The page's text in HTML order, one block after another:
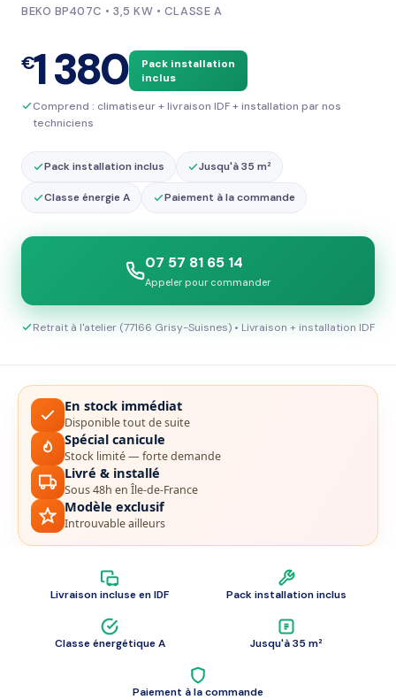
BEKO BP407C • 3,5 KW • CLASSE A
€1 380
Pack installation
inclus
Comprend : climatiseur + livraison IDF + installation par nos
techniciens
Pack installation inclus Jusqu'à 35 m²
Classe énergie A Paiement à la commande
07 57 81 65 14
Appeler pour commander
Retrait à l'atelier (77166 Grisy-Suisnes) • Livraison + installation IDF
En stock immédiat
Disponible tout de suite
Spécial canicule
Stock limité — forte demande
Livré & installé
Sous 48h en Île-de-France
Modèle exclusif
Introuvable ailleurs
Livraison incluse en IDF Pack installation inclus
Classe énergétique A Jusqu'à 35 m²
Paiement à la commande